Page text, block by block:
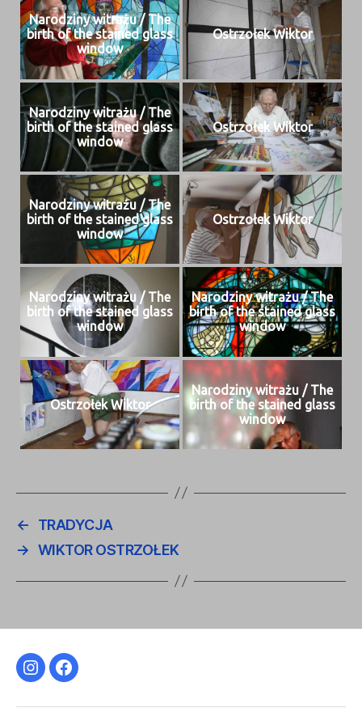
Nar­o­dziny witrażu / The
birth of the stained glass
window
Ostr­zołek Wiktor
Nar­o­dziny witrażu / The
birth of the stained glass
window
Ostr­zołek Wiktor
Nar­o­dziny witrażu / The
birth of the stained glass
window
Ostr­zołek Wiktor
Nar­o­dziny witrażu / The
birth of the stained glass
window
Nar­o­dziny witrażu / The
birth of the stained glass
window
Ostr­zołek Wiktor
Nar­o­dziny witrażu / The
birth of the stained glass
window
←
TRADYCJA
→ WIKTOR OSTRZOŁEK
InstagramFacebook